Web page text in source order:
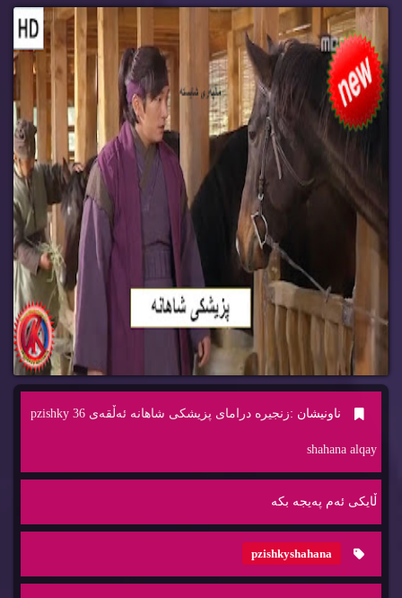
ناونیشان : زنجیره‌ درامای پزیشكی شاهانه‌ ئه‌ڵقه‌ی 36 pzishky
shahana alqay
ڵایكی ئه‌م په‌یجه‌ بكه‌
pzishkyshahana